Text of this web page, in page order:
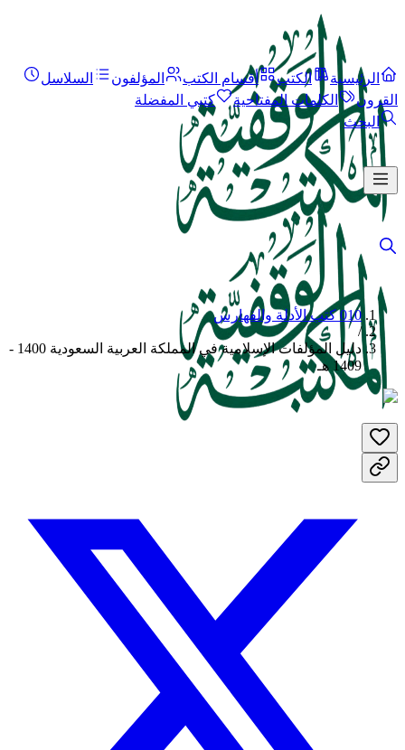
الرئيسية الكتب أقسام الكتب المؤلفون
السلاسل
القرون
الكلمات المفتاحية
كتبي المفضلة
البحث
010 كتب الأدلة والفهارس
/
دليل المؤلفات الإسلامية في المملكة العربية السعودية 1400 -
1409 هـ